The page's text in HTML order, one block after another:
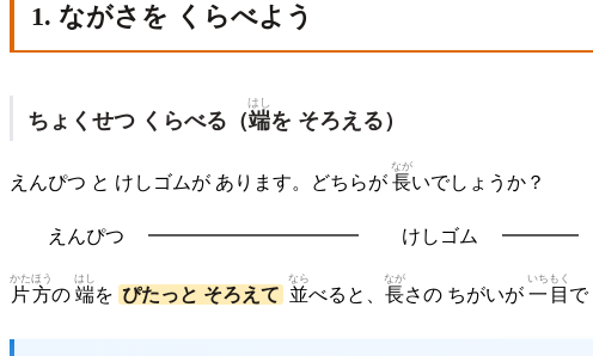
1. ながさを くらべよう
ちょくせつ くらべる（端
はし
を そろえる）
えんぴつ と けしゴムが あります。どちらが 長
なが
いでしょうか？
えんぴつ ━━━━━━━━━━━ けしゴム ━━━━
片方
かたほう
の 端
はし
を ぴたっと そろえて 並
なら
べると、 長
なが
さの ちがいが 一
いち
目
もく
で